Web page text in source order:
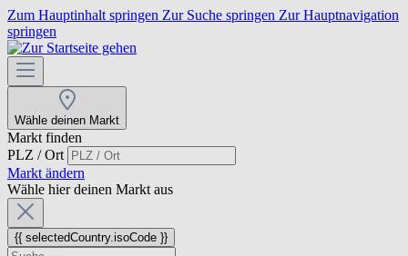
Zum Hauptinhalt springen Zur Suche springen Zur Hauptnavigation
springen
Wähle deinen Markt
Markt finden
PLZ / Ort
Markt ändern
Wähle hier deinen Markt aus
{{ selectedCountry.isoCode }}